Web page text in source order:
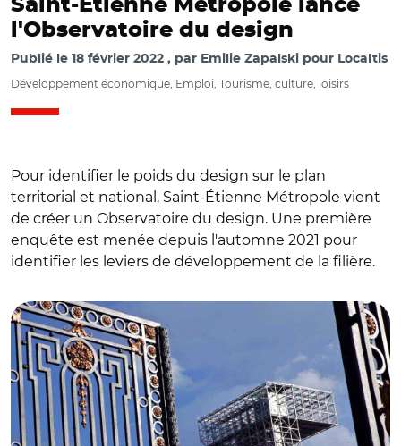
Saint-Étienne Métropole lance
l'Observatoire du design
Publié le 18 février 2022 par Emilie Zapalski pour Localtis
Développement économique, Emploi, Tourisme, culture, loisirs
Pour identifier le poids du design sur le plan
territorial et national, Saint-Étienne Métropole vient
de créer un Observatoire du design. Une première
enquête est menée depuis l'automne 2021 pour
identifier les leviers de développement de la filière.
© ville de Saint-Étienne CC BY-SA 4.0/ Cité du design à